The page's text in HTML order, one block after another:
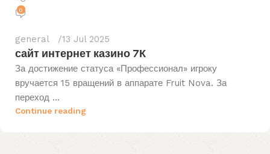
0
general 13 Jul 2025
сайт интернет казино 7К
За достижение статуса «Профессионал» игроку
вручается 15 вращений в аппарате Fruit Nova. За
переход ...
Continue reading